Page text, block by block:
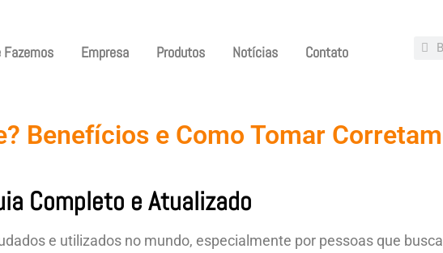
Fazemos Empresa Produtos Notícias Contato
Benefícios e Como Tomar
Completo e Atualizado
e utilizados no mundo, especialmente por pessoas que